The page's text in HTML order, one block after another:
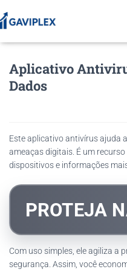
Aplicativo
Dados
Este aplicativo antivírus ajuda
ameaças digitais. É um
dispositivos e informações
PROTEJA
Com uso simples, ele agiliza a
segurança. Assim, você